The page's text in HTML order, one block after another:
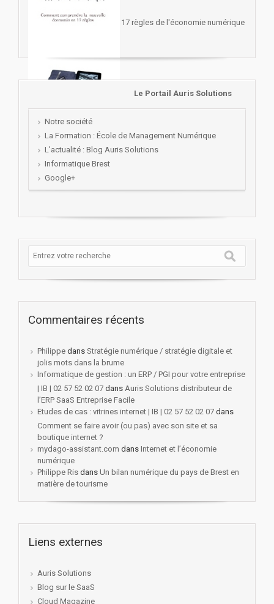
17 règles de l'économie numérique
Le Portail Auris Solutions
Notre société
La Formation : École de Management Numérique
L'actualité : Blog Auris Solutions
Informatique Brest
Google+
Commentaires récents
Philippe dans Stratégie numérique / stratégie digitale et
jolis mots dans la brume
Informatique de gestion : un ERP / PGI pour votre entreprise
| IB | 02 57 52 02 07 dans Auris Solutions distributeur de
l’ERP SaaS Entreprise Facile
Etudes de cas : vitrines internet | IB | 02 57 52 02 07 dans
Comment se faire avoir (ou pas) avec son site et sa
boutique internet ?
mydago-assistant.com dans Internet et l’économie
numérique
Philippe Ris dans Un bilan numérique du pays de Brest en
matière de tourisme
Liens externes
Auris Solutions
Blog sur le SaaS
Cloud Magazine